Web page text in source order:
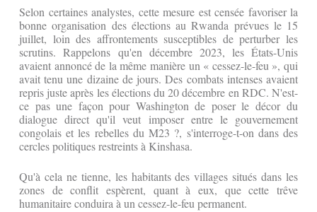
Selon certaines analystes, cette mesure est censée favoriser la
bonne organisation des élections au Rwanda prévues le 15
juillet, loin des affrontements susceptibles de perturber les
scrutins. Rappelons qu'en décembre 2023, les États-Unis
avaient annoncé de la même manière un « cessez-le-feu », qui
avait tenu une dizaine de jours. Des combats intenses avaient
repris juste après les élections du 20 décembre en RDC. N'est-
ce pas une façon pour Washington de poser le décor du
dialogue direct qu'il veut imposer entre le gouvernement
congolais et les rebelles du M23 ?, s'interroge-t-on dans des
cercles politiques restreints à Kinshasa.
Qu'à cela ne tienne, les habitants des villages situés dans les
zones de conflit espèrent, quant à eux, que cette trêve
humanitaire conduira à un cessez-le-feu permanent.